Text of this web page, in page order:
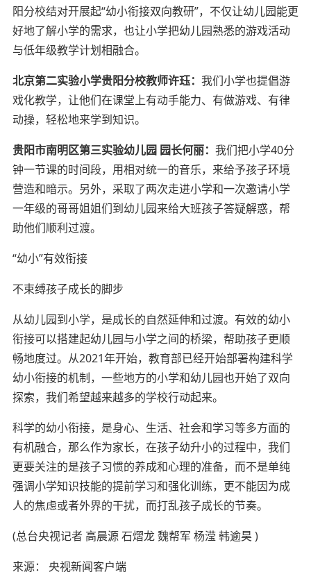
阳分校结对开展起“幼小衔接双向教研”，不仅让幼儿园能更
好地了解小学的需求，也让小学把幼儿园熟悉的游戏活动
与低年级教学计划相融合。
北京第二实验小学贵阳分校教师许珏： 我们小学也提倡游
戏化教学，让他们在课堂上有动手能力、有做游戏、有律
动操，轻松地来学到知识。
贵阳市南明区第三实验幼儿园 园长何丽： 我们把小学40分
钟一节课的时间段，用相对统一的音乐，来给予孩子环境
营造和暗示。另外，采取了两次走进小学和一次邀请小学
一年级的哥哥姐姐们到幼儿园来给大班孩子答疑解惑，帮
助他们顺利过渡。
“幼小”有效衔接
不束缚孩子成长的脚步
从幼儿园到小学，是成长的自然延伸和过渡。有效的幼小
衔接可以搭建起幼儿园与小学之间的桥梁，帮助孩子更顺
畅地度过。从2021年开始，教育部已经开始部署构建科学
幼小衔接的机制，一些地方的小学和幼儿园也开始了双向
探索，我们希望越来越多的学校行动起来。
科学的幼小衔接，是身心、生活、社会和学习等多方面的
有机融合，那么作为家长，在孩子幼升小的过程中，我们
更要关注的是孩子习惯的养成和心理的准备，而不是单纯
强调小学知识技能的提前学习和强化训练，更不能因为成
人的焦虑或者外界的干扰，而打乱孩子成长的节奏。
(总台央视记者 高晨源 石熠龙 魏帮军 杨滢 韩逾昊 )
来源： 央视新闻客户端